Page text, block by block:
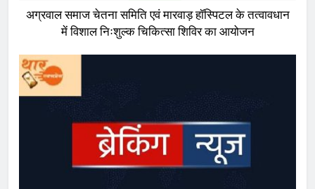
अग्रवाल समाज चेतना समिति एवं मारवाड़ हॉस्पिटल के तत्वावधान
में विशाल निःशुल्क चिकित्सा शिविर का आयोजन